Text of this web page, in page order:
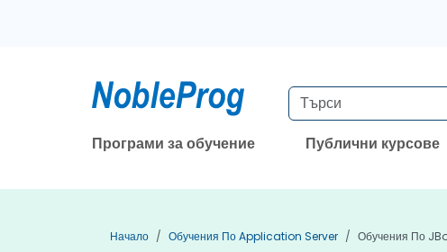
Програми за обучение Публични курсове
Начало Обучения По Application Server Обучения По